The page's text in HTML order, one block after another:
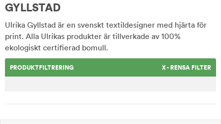
GYLLSTAD
Ulrika Gyllstad är en svenskt textildesigner med hjärta för
print. Alla Ulrikas produkter är tillverkade av 100%
ekologiskt certifierad bomull.
PRODUKTFILTRERING X - RENSA FILTER